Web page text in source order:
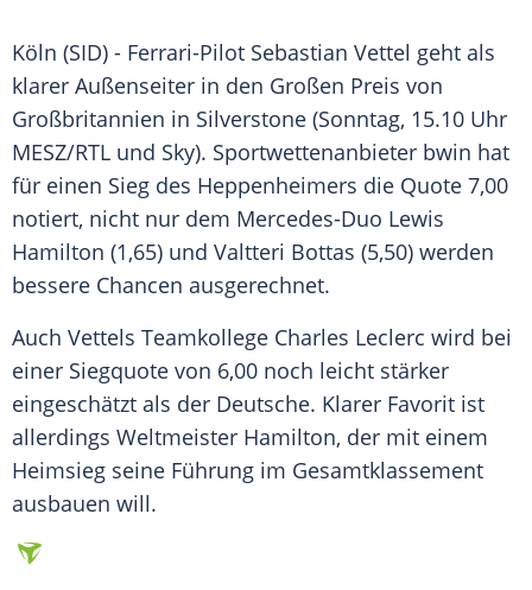
Köln (SID) - Ferrari-Pilot Sebastian Vettel geht als
klarer Außenseiter in den Großen Preis von
Großbritannien in Silverstone (Sonntag, 15.10 Uhr
MESZ/RTL und Sky). Sportwettenanbieter bwin hat
für einen Sieg des Heppenheimers die Quote 7,00
notiert, nicht nur dem Mercedes-Duo Lewis
Hamilton (1,65) und Valtteri Bottas (5,50) werden
bessere Chancen ausgerechnet.
Auch Vettels Teamkollege Charles Leclerc wird bei
einer Siegquote von 6,00 noch leicht stärker
eingeschätzt als der Deutsche. Klarer Favorit ist
allerdings Weltmeister Hamilton, der mit einem
Heimsieg seine Führung im Gesamtklassement
ausbauen will.